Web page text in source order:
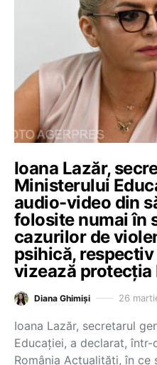
Ioana Lazăr,
Ministerului
audio-video din
folosite numai în
cazurilor de
psihică,
vizează
Diana Ghimiși 26
Ioana Lazăr, secretarul
Educației, a declarat,
România Actualități, în